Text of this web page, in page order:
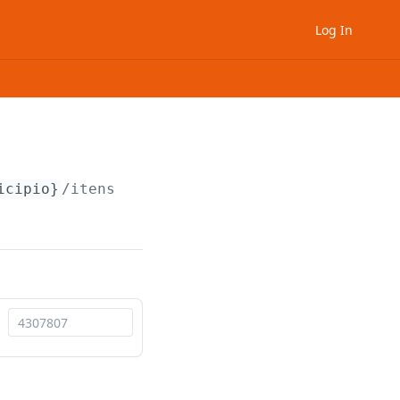
Log In
/itens_lista_servico